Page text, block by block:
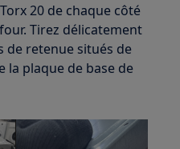
20 de chaque côté
Tirez délicatement
de retenue situés de
la plaque de base de